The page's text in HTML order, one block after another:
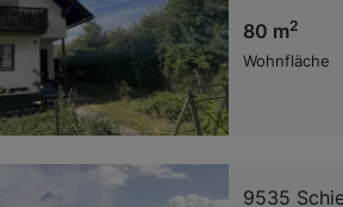
80 m2
Wohnfläche
9535